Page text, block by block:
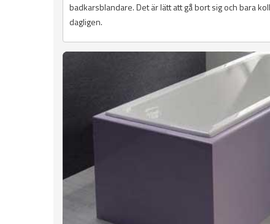
badkarsblandare. Det är lätt att gå bort sig och bara
dagligen.